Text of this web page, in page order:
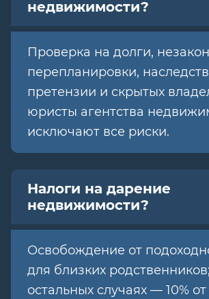
недвижимости?
Проверка на долги,
перепланировки,
претензии и скрытых
юристы агентства
исключают все риски.
Налоги на дарение
недвижимости?
Освобождение от
для близких
остальных случаях — 10% от